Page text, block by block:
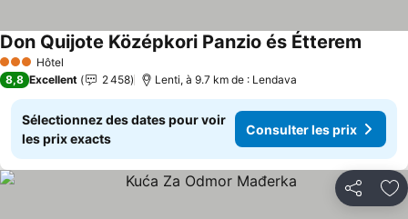
3 ÉtoilesHôtel
Don Quijote Középkori Panzio és Étterem
8,8 Excellent 2 458 Lenti, à 9.7 km de : Lendava
Sélectionnez des dates pour voir
les prix exacts
Consulter les prix
Partager